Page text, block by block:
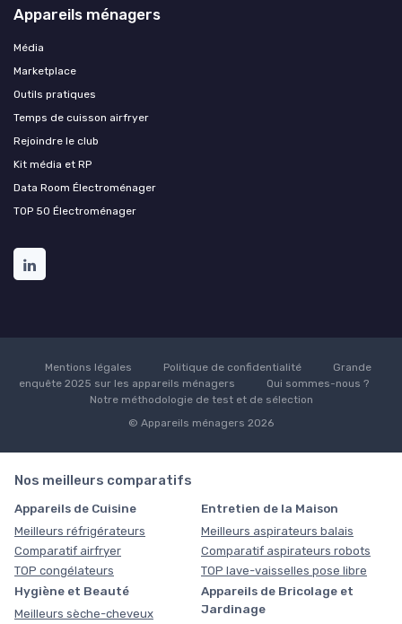
Appareils ménagers
Média
Marketplace
Outils pratiques
Temps de cuisson airfryer
Rejoindre le club
Kit média et RP
Data Room Électroménager
TOP 50 Électroménager
Mentions légales Politique de confidentialité
Grande
enquête 2025 sur les appareils ménagers
Qui sommes-nous ?
Notre méthodologie de test et de sélection
© Appareils ménagers 2026
Nos meilleurs comparatifs
Appareils de Cuisine
Meilleurs réfrigérateurs
Comparatif airfryer
TOP congélateurs
Entretien de la Maison
Meilleurs aspirateurs balais
Comparatif aspirateurs robots
TOP lave-vaisselles pose libre
Hygiène et Beauté
Meilleurs sèche-cheveux
Appareils de Bricolage et
Jardinage